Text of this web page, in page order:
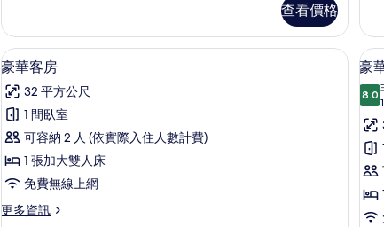
有
相
片
的
詳
情
查看價格
有
相
片
的
詳
情
顯
示
豪
華
客
房
所
豪華客房 | 迷你吧、書桌、隔音、熨斗/熨
2
豪華客房
32 平方公尺
1 間臥室
可容納 2 人 (依實際入住人數計費)
1 張加大雙人床
免費無線上網
更多資訊
更
顯
示
豪
華
客
房
的
所
3
豪
8.0